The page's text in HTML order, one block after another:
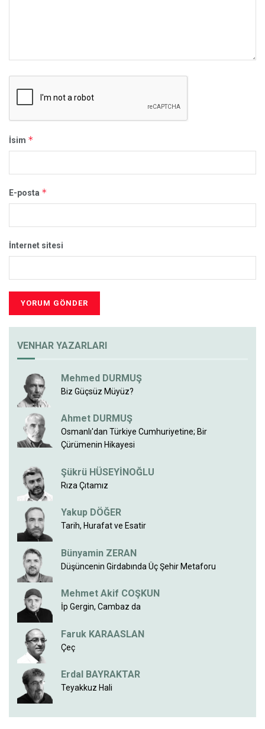
İsim *
E-posta *
İnternet sitesi
VENHAR YAZARLARI
Mehmed DURMUŞ
Biz Güçsüz Müyüz?
Ahmet DURMUŞ
Osmanlı'dan Türkiye Cumhuriyetine; Bir
Çürümenin Hikayesi
Şükrü HÜSEYİNOĞLU
Rıza Çıtamız
Yakup DÖĞER
Tarih, Hurafat ve Esatir
Bünyamin ZERAN
Düşüncenin Girdabında Üç Şehir Metaforu
Mehmet Akif COŞKUN
İp Gergin, Cambaz da
Faruk KARAASLAN
Çeç
Erdal BAYRAKTAR
Teyakkuz Hali